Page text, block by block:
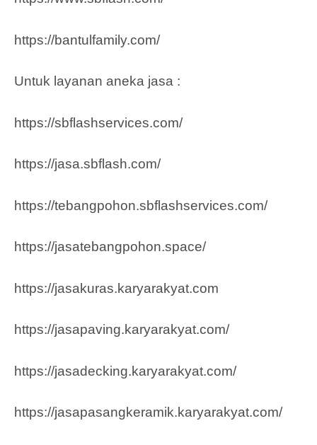
https://bantulfamily.com/
Untuk layanan aneka jasa :
https://sbflashservices.com/
https://jasa.sbflash.com/
https://tebangpohon.sbflashservices.com/
https://jasatebangpohon.space/
https://jasakuras.karyarakyat.com
https://jasapaving.karyarakyat.com/
https://jasadecking.karyarakyat.com/
https://jasapasangkeramik.karyarakyat.com/